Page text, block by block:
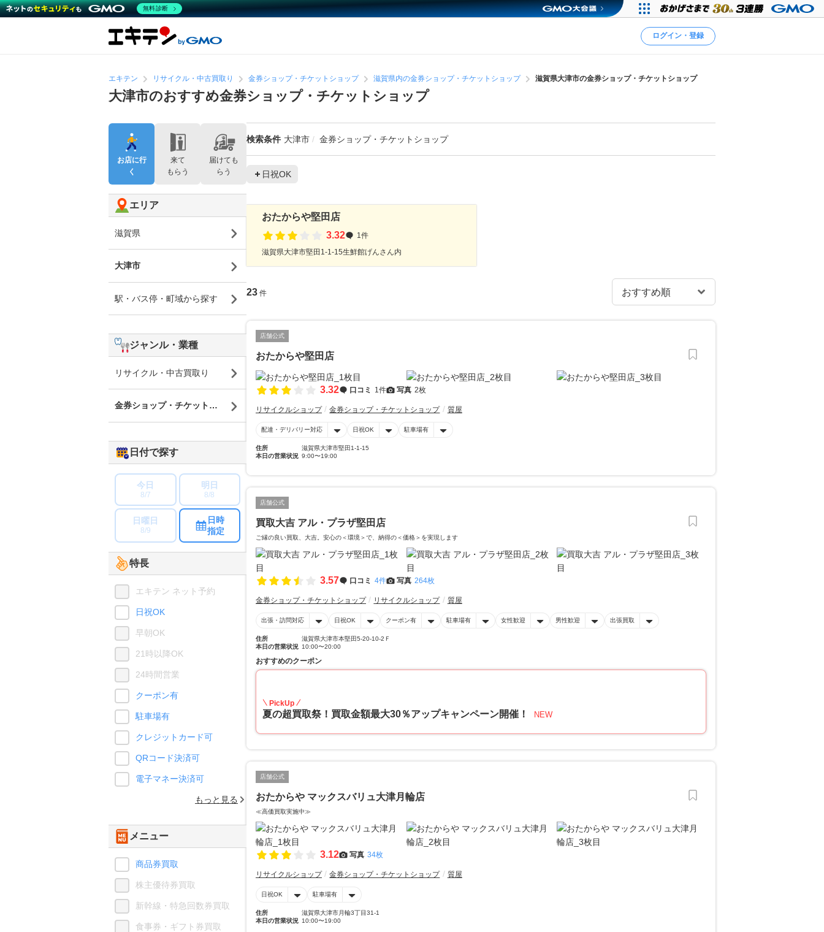
ログイン・登録
エキテン リサイクル・中古買取り 金券ショップ・チケットショップ 滋賀県内の金券ショップ・チケットショップ 滋賀県大津市の金券ショップ・チケットショップ
大津市のおすすめ金券ショップ・チケットショップ
検索条件 大津市 金券ショップ・チケットショップ
日祝OK
おたからや堅田店
3.32
1件
滋賀県大津市堅田1-1-15生鮮館げんさん内
23 件
店舗公式
おたからや堅田店
3.32 口コミ 1件 写真 2枚
リサイクルショップ 金券ショップ・チケットショップ 質屋
配達・デリバリー対応 日祝OK 駐車場有
住所
滋賀県大津市堅田1-1-15
本日の営業状況 9:00〜19:00
店舗公式
買取大吉 アル・プラザ堅田店
ご縁の良い買取、大吉。安心の＜環境＞で、納得の＜価格＞を実現します
3.57 口コミ 4件 写真 264枚
金券ショップ・チケットショップ リサイクルショップ 質屋
出張・訪問対応 日祝OK クーポン有 駐車場有 女性歓迎 男性歓迎 出張買取
住所
滋賀県大津市本堅田5-20-10-2Ｆ
本日の営業状況 10:00〜20:00
おすすめのクーポン
PickUp
夏の超買取祭！買取金額最大30％アップキャンペーン開催！ NEW
店舗公式
おたからや マックスバリュ大津月輪店
≪高価買取実施中≫
3.12 写真 34枚
リサイクルショップ 金券ショップ・チケットショップ 質屋
日祝OK 駐車場有
住所
滋賀県大津市月輪3丁目31-1
本日の営業状況 10:00〜19:00
お店に行
く
来て
もらう
届けても
らう
エリア
滋賀県
大津市
駅・バス停・町域から探す
ジャンル・業種
リサイクル・中古買取り
金券ショップ・チケットショップ
日付で探す
今日
8/7
明日
8/8
日曜日
8/9
日時
指定
特長
エキテン ネット予約
日祝OK
早朝OK
21時以降OK
24時間営業
クーポン有
駐車場有
クレジットカード可
QRコード決済可
電子マネー決済可
もっと見る
メニュー
商品券買取
株主優待券買取
新幹線・特急回数券買取
食事券・ギフト券買取
無料診断